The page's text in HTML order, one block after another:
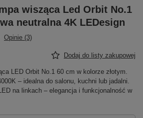
wisząca Led Orbit No.1
neutralna 4K LEDesign
Opinie (3)
Dodaj do listy zakupowej
LED Orbit No.1 60 cm w kolorze złotym.
– idealna do salonu, kuchni lub jadalni.
na linkach – elegancja i funkcjonalność w